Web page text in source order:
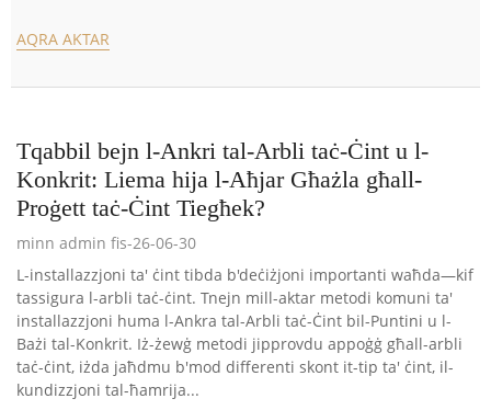
AQRA AKTAR
Tqabbil bejn l-Ankri tal-Arbli taċ-Ċint u l-
Konkrit: Liema hija l-Aħjar Għażla għall-
Proġett taċ-Ċint Tiegħek?
minn admin fis-26-06-30
L-installazzjoni ta' ċint tibda b'deċiżjoni importanti waħda—kif
tassigura l-arbli taċ-ċint. Tnejn mill-aktar metodi komuni ta'
installazzjoni huma l-Ankra tal-Arbli taċ-Ċint bil-Puntini u l-
Bażi tal-Konkrit. Iż-żewġ metodi jipprovdu appoġġ għall-arbli
taċ-ċint, iżda jaħdmu b'mod differenti skont it-tip ta' ċint, il-
kundizzjoni tal-ħamrija...